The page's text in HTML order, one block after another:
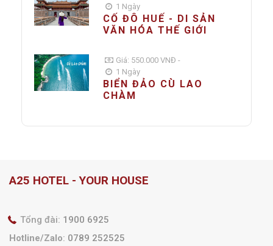
1 Ngày
CỐ ĐÔ HUẾ - DI SẢN
VĂN HÓA THẾ GIỚI
Giá: 550.000 VNĐ -
1 Ngày
BIỂN ĐẢO CÙ LAO
CHÀM
A25 HOTEL - YOUR HOUSE
Tổng đài: 1900 6925
Hotline/Zalo: 0789 252525